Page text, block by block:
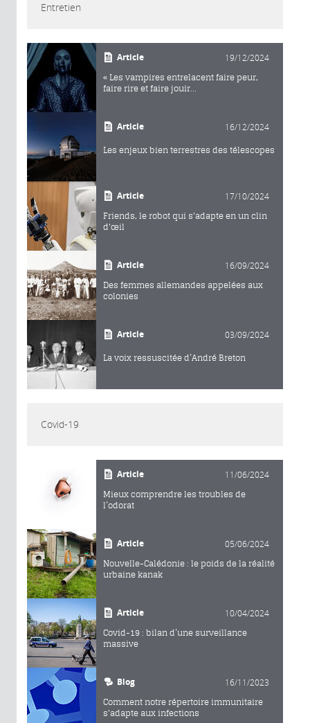
Entretien
Article 19/12/2024
« Les vampires entrelacent faire peur,
faire rire et faire jouir...
Article 16/12/2024
Les enjeux bien terrestres des télescopes
Article 17/10/2024
Friends, le robot qui s'adapte en un clin
d'œil
Article 16/09/2024
Des femmes allemandes appelées aux
colonies
Article 03/09/2024
La voix ressuscitée d’André Breton
Covid-19
Article 11/06/2024
Mieux comprendre les troubles de
l’odorat
Article 05/06/2024
Nouvelle-Calédonie : le poids de la réalité
urbaine kanak
Article 10/04/2024
Covid-19 : bilan d’une surveillance
massive
Blog 16/11/2023
Comment notre répertoire immunitaire
s'adapte aux infections